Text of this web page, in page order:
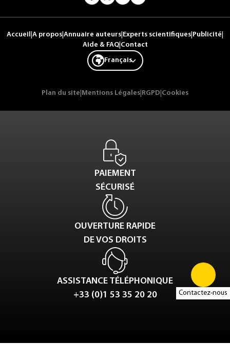
Contactez-nous
Accueil A propos Annuaire auteurs Experts scientifiques Publicité
Aide & FAQ| Contact
Français
Plan du site Mentions Légales RGPD Cookies
PAIEMENT
SÉCURISÉ
OUVERTURE RAPIDE
DE VOS DROITS
ASSISTANCE TÉLÉPHONIQUE
+33 (0)1 53 35 20 20